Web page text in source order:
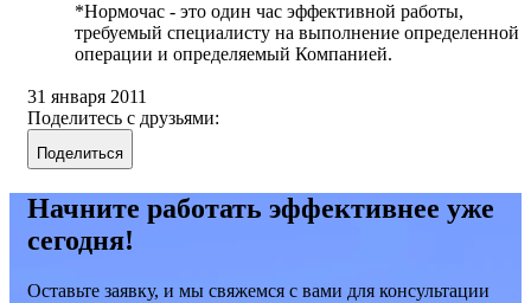
*Нормочас - это один час эффективной работы,
требуемый специалисту на выполнение определенной
операции и определяемый Компанией.
31 января 2011
Поделитесь с друзьями:
Поделиться
Начните работать эффективнее уже
сегодня!
Оставьте заявку, и мы свяжемся с вами для консультации